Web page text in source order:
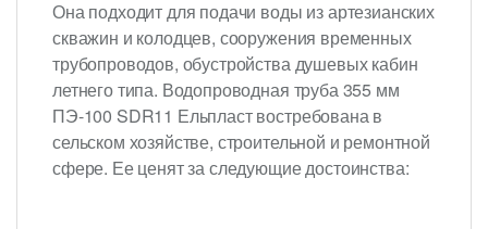
Она подходит для подачи воды из артезианских
скважин и колодцев, сооружения временных
трубопроводов, обустройства душевых кабин
летнего типа. Водопроводная труба 355 мм
ПЭ-100 SDR11 Ельпласт востребована в
сельском хозяйстве, строительной и ремонтной
сфере. Ее ценят за следующие достоинства: